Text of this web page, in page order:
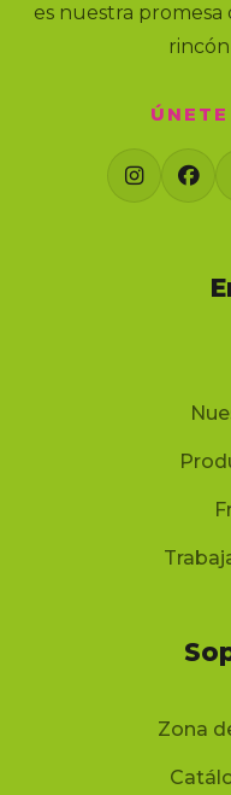
es nuestra promesa
Zona